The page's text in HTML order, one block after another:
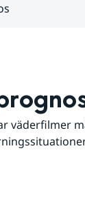
väderfilmer